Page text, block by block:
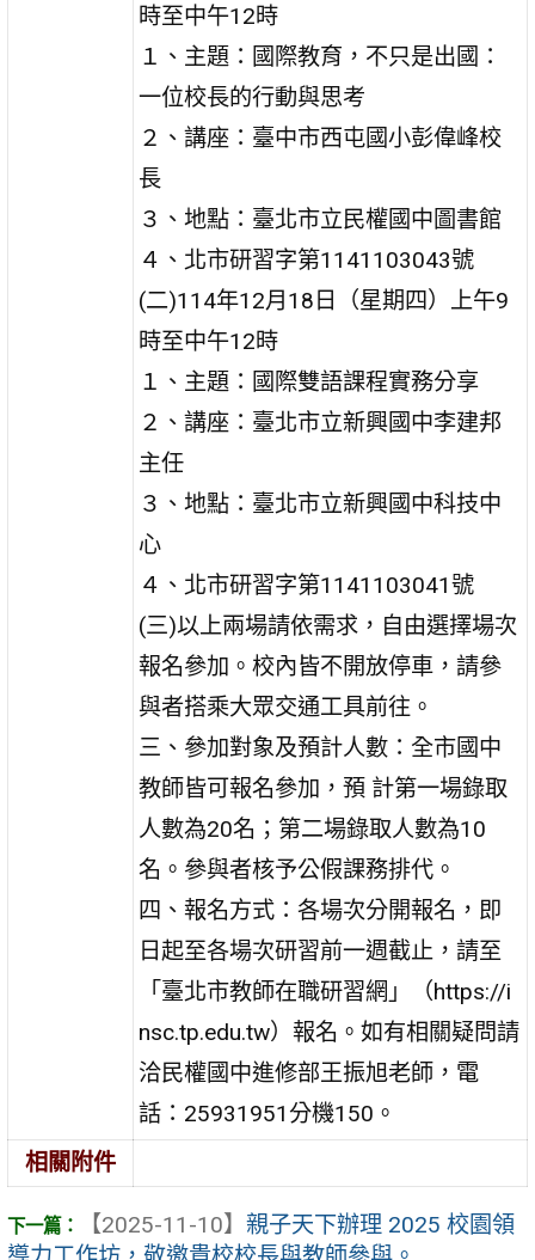
時至中午12時
１、主題：國際教育，不只是出國：
一位校長的行動與思考
２、講座：臺中市西屯國小彭偉峰校
長
３、地點：臺北市立民權國中圖書館
４、北市研習字第1141103043號
(二)114年12月18日（星期四）上午9
時至中午12時
１、主題：國際雙語課程實務分享
２、講座：臺北市立新興國中李建邦
主任
３、地點：臺北市立新興國中科技中
心
４、北市研習字第1141103041號
(三)以上兩場請依需求，自由選擇場次
報名參加。校內皆不開放停車，請參
與者搭乘大眾交通工具前往。
三、參加對象及預計人數：全市國中
教師皆可報名參加，預 計第一場錄取
人數為20名；第二場錄取人數為10
名。參與者核予公假課務排代。
四、報名方式：各場次分開報名，即
日起至各場次研習前一週截止，請至
「臺北市教師在職研習網」（https://i
nsc.tp.edu.tw）報名。如有相關疑問請
洽民權國中進修部王振旭老師，電
話：25931951分機150。
相關附件
【2025-11-10】 親子天下辦理 2025 校園領